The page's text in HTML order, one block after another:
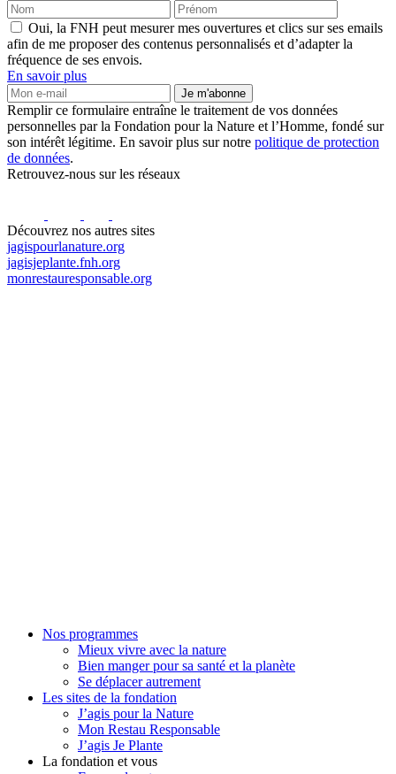
Oui, la FNH peut mesurer mes ouvertures et clics sur ses emails
afin de me proposer des contenus personnalisés et d’adapter la
fréquence de ses envois.
En savoir plus
Je m'abonne
Remplir ce formulaire entraîne le traitement de vos données
personnelles par la Fondation pour la Nature et l’Homme, fondé sur
son intérêt légitime. En savoir plus sur notre politique de protection
de données.
Retrouvez-nous sur les réseaux
Découvrez nos autres sites
jagispourlanature.org
jagisjeplante.fnh.org
monrestauresponsable.org
Nos programmes
Mieux vivre avec la nature
Bien manger pour sa santé et la planète
Se déplacer autrement
Les sites de la fondation
J’agis pour la Nature
Mon Restau Responsable
J’agis Je Plante
La fondation et vous